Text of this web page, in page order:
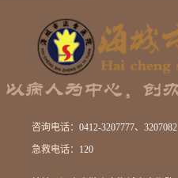
咨询电话：0412-3207777、3207082
急救电话： 120